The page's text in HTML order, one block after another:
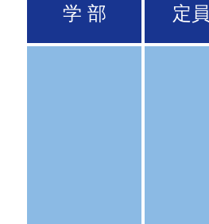
学 部 定員